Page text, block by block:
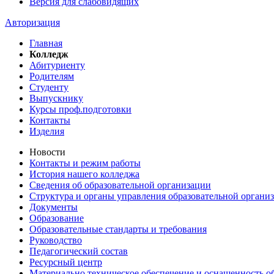
Авторизация
Главная
Колледж
Абитуриенту
Родителям
Студенту
Выпускнику
Курсы проф.подготовки
Контакты
Изделия
Новости
Контакты и режим работы
История нашего колледжа
Сведения об образовательной организации
Структура и органы управления образовательной
Документы
Образование
Образовательные стандарты и требования
Руководство
Педагогический состав
Ресурсный центр